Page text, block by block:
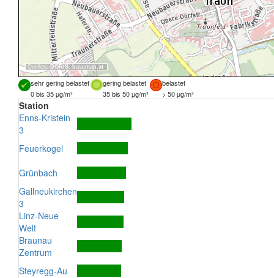
Quellen: DORIS, basemap.at
sehr gering belastet gering belastet
belastet
0 bis 35 µg/m³
35 bis 50 µg/m³ > 50 µg/m³
Station
Enns-Kristein
3
Feuerkogel
Grünbach
Gallneukirchen
3
Linz-Neue
Welt
Braunau
Zentrum
Steyregg-Au